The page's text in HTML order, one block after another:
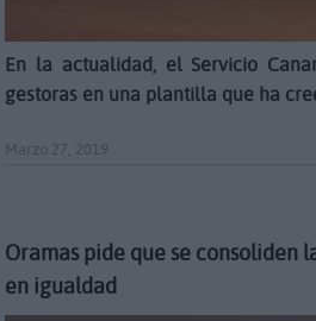
En la actualidad, el Servicio
gestoras en una plantilla que ha
Marzo 27, 2019
Oramas pide que se consoliden
en igualdad